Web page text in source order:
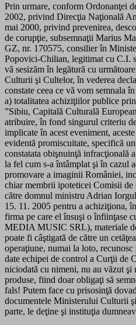
Prin urmare, conform Ordonanţei
2002, privind Direcţia Naţională
mai 2000, privind prevenirea,
de corupţie, subsemnaţii Marius
GZ, nr. 170575, consilier în
Popovici-Chilian, legitimat cu C.I.
vă sesizăm în legătură cu
Culturii şi Cultelor, în vederea
constate ceea ce vă vom semnala
a) totalitatea achiziţiilor publice
”Sibiu, Capitală Culturală
atribuire, în fond singurul criteriu
implicate în acest eveniment,
evidentă promiscuitate, specifică
constatata obişnuinţă
la fel cum s-a întâmplat şi în cazul
promovare a imaginii României,
chiar membrii ipoteticei Comisii de
către domnul ministru Adrian
15. 11. 2005 pentru a achiziţiona,
firma pe care el însuşi o înfiinţase
MEDIA MUSIC SRL), materiale
poate fi câştigată de către un
operaţiune, numai la loto,
date echipei de control a Curţii de
niciodată cu nimeni, nu au văzut şi
produse, fiind doar obligaţi să
fals! Putem face cu prisosinţă
documentele Ministerului Culturii
parte, le deţine şi instituţia